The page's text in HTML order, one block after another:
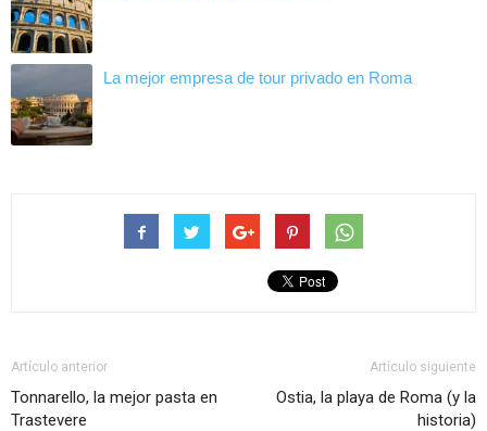
La mejor empresa de tour privado en Roma
Artículo anterior
Tonnarello, la mejor pasta en
Trastevere
Artículo siguiente
Ostia, la playa de Roma (y la
historia)